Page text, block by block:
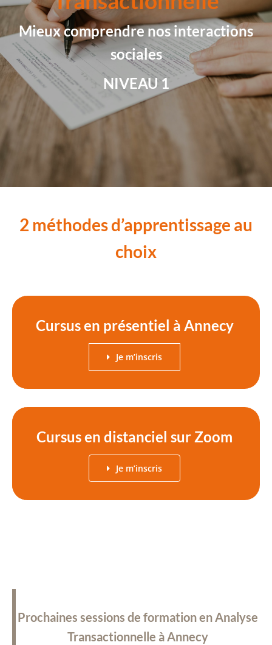
Mieux comprendre nos interactions
sociales
NIVEAU 1
2 méthodes d’apprentissage au
choix
Cursus en présentiel à Annecy
Je m’inscris
Cursus en distanciel sur Zoom
Je m’inscris
Prochaines sessions de formation en Analyse
Transactionnelle à Annecy